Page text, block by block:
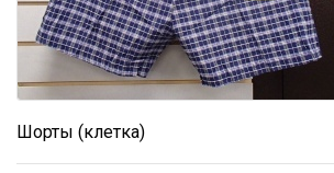
+7 (473) 200-05-43
info@glavbat.ru
Шорты (клетка)